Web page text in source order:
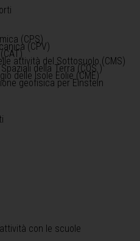
(CPS)
(CPV)
attività del Sottosuolo (CMS)
della Terra (COS )
delle Isole Eolie (CME)
geofisica per Einstein
con le scuole